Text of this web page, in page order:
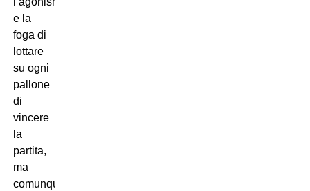
e la
foga di
lottare
su ogni
pallone
di
vincere
la
partita,
ma
comunque